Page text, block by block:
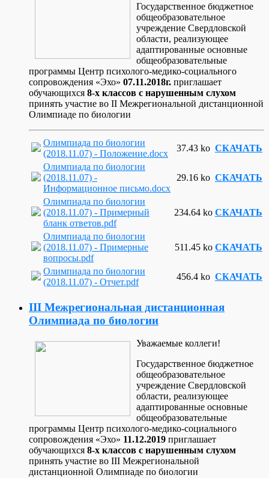
Государственное бюджетное
общеобразовательное
учреждение Свердловской
области, реализующее
адаптированные основные
общеобразовательные
программы Центр психолого-медико-социального
сопровождения «Эхо» 07.11.2018г. приглашает
обучающихся 8-х классов с нарушенным слухом
принять участие во II Межрегиональной дистанционной
Олимпиаде по биологии
Олимпиада по биологии
(2018.11.07) - Положение.docx
37.43 ko СКАЧАТЬ
Олимпиада по биологии
(2018.11.07) -
Информационное письмо.docx
29.16 ko СКАЧАТЬ
Олимпиада по биологии
(2018.11.07) - Примерный
бланк ответов.pdf
234.64 ko СКАЧАТЬ
Олимпиада по биологии
(2018.11.07) - Примерные
вопросы.pdf
511.45 ko СКАЧАТЬ
Олимпиада по биологии
(2018.11.07) - Отчет.pdf
456.4 ko СКАЧАТЬ
III Межрегиональная дистанционная
Олимпиада по биологии
Уважаемые коллеги!
Государственное бюджетное
общеобразовательное
учреждение Свердловской
области, реализующее
адаптированные основные
общеобразовательные
программы Центр психолого-медико-социального
сопровождения «Эхо» 11.12.2019 приглашает
обучающихся 8-х классов с нарушенным слухом
принять участие во III Межрегиональной
дистанционной Олимпиаде по биологии